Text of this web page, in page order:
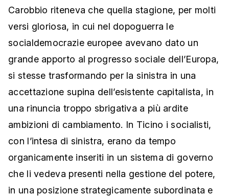
Carobbio riteneva che quella stagione, per molti
versi gloriosa, in cui nel dopoguerra le
socialdemocrazie europee avevano dato un
grande apporto al progresso sociale dell’Europa,
si stesse trasformando per la sinistra in una
accettazione supina dell’esistente capitalista, in
una rinuncia troppo sbrigativa a più ardite
ambizioni di cambiamento. In Ticino i socialisti,
con l’intesa di sinistra, erano da tempo
organicamente inseriti in un sistema di governo
che li vedeva presenti nella gestione del potere,
in una posizione strategicamente subordinata e